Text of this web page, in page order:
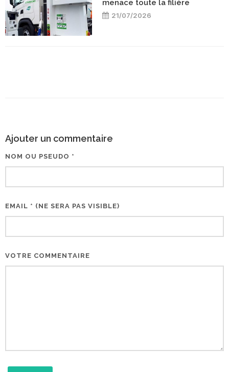
menace toute la filière
21/07/2026
Ajouter un commentaire
NOM OU PSEUDO *
EMAIL * (NE SERA PAS VISIBLE)
VOTRE COMMENTAIRE